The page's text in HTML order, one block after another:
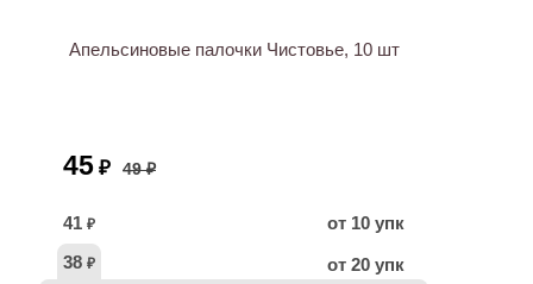
Апельсиновые палочки Чистовье, 10 шт
45 ₽ 49 ₽
41 ₽
от 10 упк
38 ₽ от 20 упк